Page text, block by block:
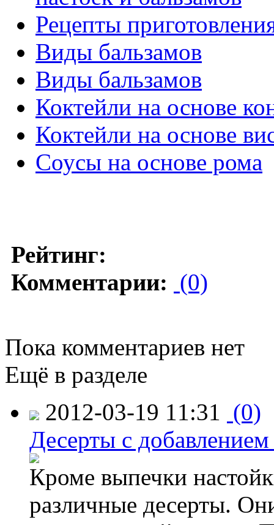
Рецепты
Виды бальзамов
Виды бальзамов
Коктейли на основе
Коктейли на основе
Соусы на основе рома
Рейтинг:
Комментарии: (0)
Пока комментариев нет
Ещё в разделе
2012-03-19 11:31 (0)
Десерты с
Кроме выпечки
различные десерты.